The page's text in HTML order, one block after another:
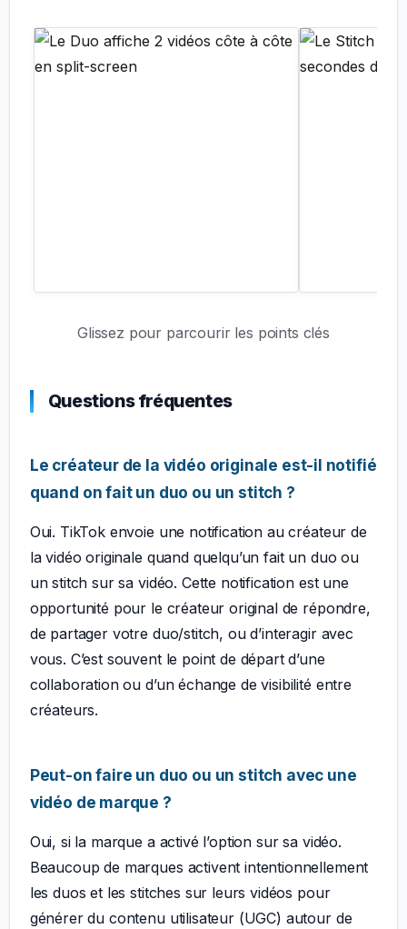
Glissez pour parcourir les points clés
Questions fréquentes
Le créateur de la vidéo originale est-il notifié
quand on fait un duo ou un stitch ?
Oui. TikTok envoie une notification au créateur de
la vidéo originale quand quelqu’un fait un duo ou
un stitch sur sa vidéo. Cette notification est une
opportunité pour le créateur original de répondre,
de partager votre duo/stitch, ou d’interagir avec
vous. C’est souvent le point de départ d’une
collaboration ou d’un échange de visibilité entre
créateurs.
Peut-on faire un duo ou un stitch avec une
vidéo de marque ?
Oui, si la marque a activé l’option sur sa vidéo.
Beaucoup de marques activent intentionnellement
les duos et les stitches sur leurs vidéos pour
générer du contenu utilisateur (UGC) autour de